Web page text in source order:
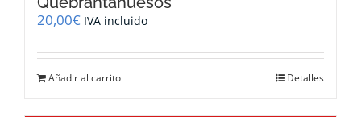
20,00€ IVA incluido
Añadir al carrito Detalles